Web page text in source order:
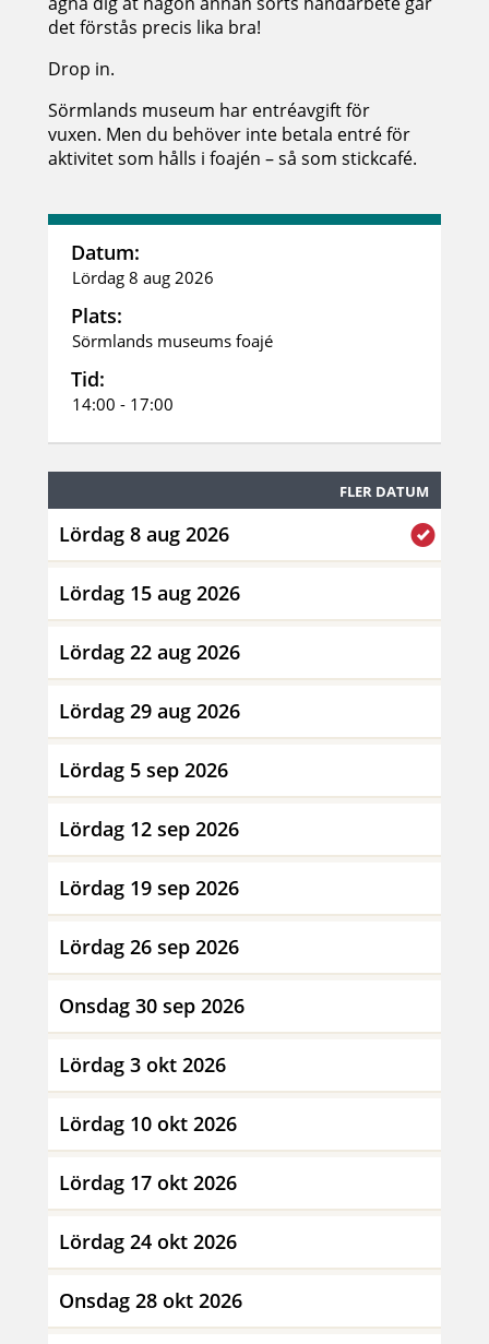
det förstås precis lika bra!
Drop in.
Sörmlands museum har entréavgift för
vuxen. Men du behöver inte betala entré för
aktivitet som hålls i foajén – så som stickcafé.
Datum:
Lördag 8 aug 2026
Plats:
Sörmlands museums foajé
Tid:
14:00 - 17:00
FLER DATUM
Lördag 8 aug 2026
Lördag 15 aug 2026
Lördag 22 aug 2026
Lördag 29 aug 2026
Lördag 5 sep 2026
Lördag 12 sep 2026
Lördag 19 sep 2026
Lördag 26 sep 2026
Onsdag 30 sep 2026
Lördag 3 okt 2026
Lördag 10 okt 2026
Lördag 17 okt 2026
Lördag 24 okt 2026
Onsdag 28 okt 2026